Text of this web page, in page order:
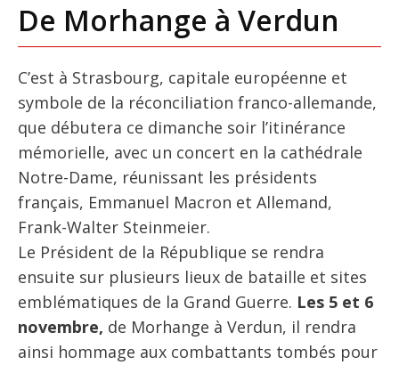
De Morhange à Verdun
C’est à Strasbourg, capitale européenne et
symbole de la réconciliation franco-allemande,
que débutera ce dimanche soir l’itinérance
mémorielle, avec un concert en la cathédrale
Notre-Dame, réunissant les présidents
français, Emmanuel Macron et Allemand,
Frank-Walter Steinmeier.
Le Président de la République se rendra
ensuite sur plusieurs lieux de bataille et sites
emblématiques de la Grand Guerre. Les 5 et 6
novembre, de Morhange à Verdun, il rendra
ainsi hommage aux combattants tombés pour